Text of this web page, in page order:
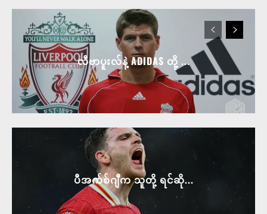
လီဗာပူးလ်နဲ့ ADIDAS တို့ ...
ပီအက်စ်ဂျီက သူတို့ ရင်ဆို...